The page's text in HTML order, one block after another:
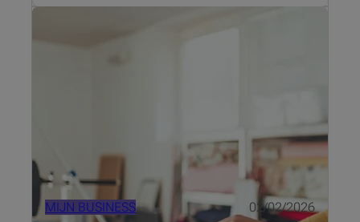
MIJN BUSINESS 02/02/2026
Wilt uw winkel, boetiek, kantoor of praktijk